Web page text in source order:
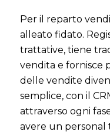
Per il reparto
alleato fidato.
trattative, tiene
vendita e fornisce
delle vendite
semplice, con il
attraverso ogni
avere un